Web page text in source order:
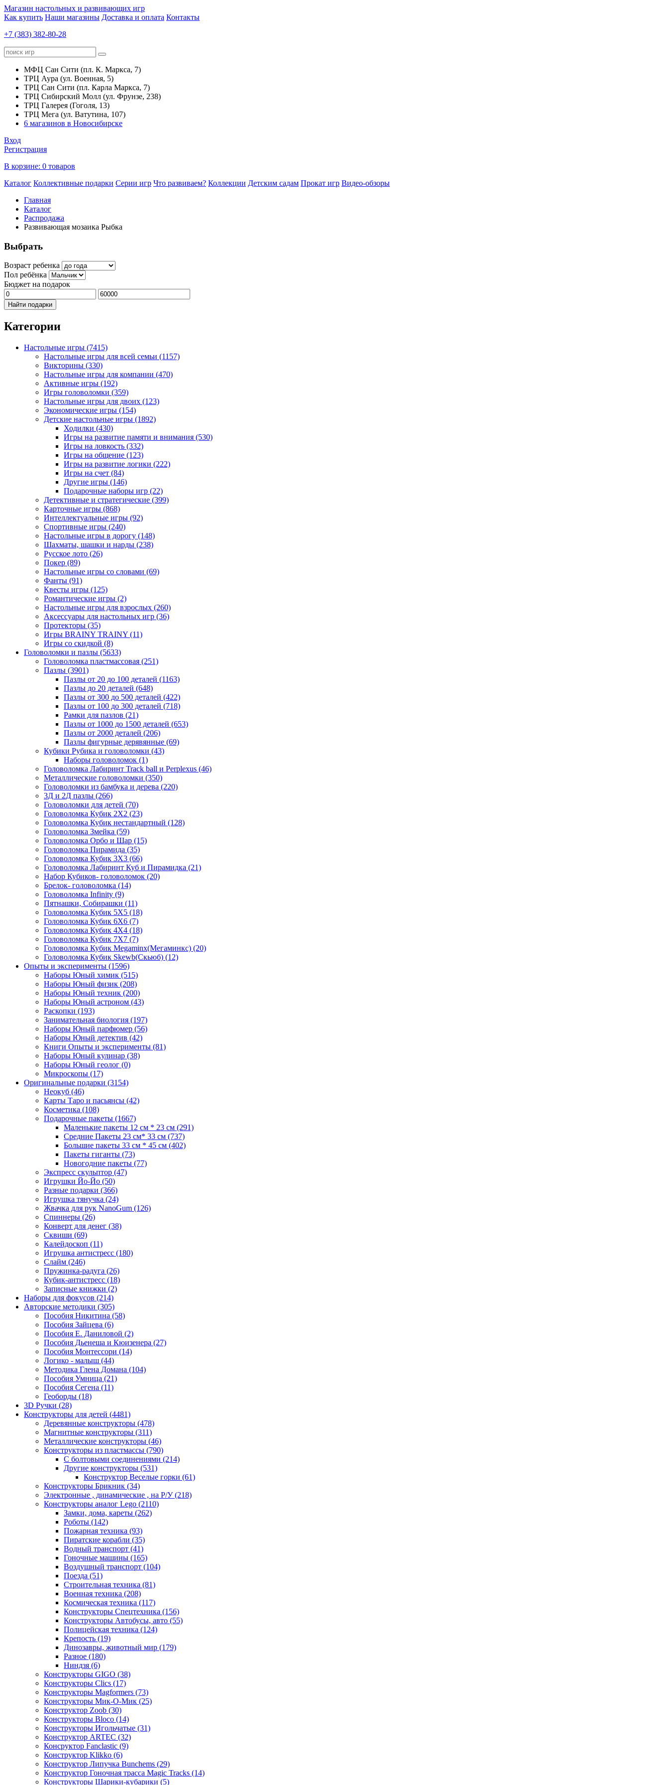
Магазин настольных и развивающих игр
Как купить Наши магазины Доставка и оплата Контакты
+7 (383) 382-80-28
МФЦ Сан Сити (пл. К. Маркса, 7)
ТРЦ Аура (ул. Военная, 5)
ТРЦ Сан Сити (пл. Карла Маркса, 7)
ТРЦ Сибирский Молл (ул. Фрунзе, 238)
ТРЦ Галерея (Гоголя, 13)
ТРЦ Мега (ул. Ватутина, 107)
6 магазинов в Новосибирске
Вход
Регистрация
В корзине: 0 товаров
Каталог Коллективные подарки Серии игр Что развиваем? Коллекции Детским садам Прокат игр Видео-обзоры
Главная
Каталог
Распродажа
Развивающая мозаика Рыбка
Выбрать
Возраст ребенка
Пол ребёнка
Бюджет на подарок
Найти подарки
Категории
Настольные игры (7415)
Настольные игры для всей семьи (1157)
Викторины (330)
Настольные игры для компании (470)
Активные игры (192)
Игры головоломки (359)
Настольные игры для двоих (123)
Экономические игры (154)
Детские настольные игры (1892)
Ходилки (430)
Игры на развитие памяти и внимания (530)
Игры на ловкость (332)
Игры на общение (123)
Игры на развитие логики (222)
Игры на счет (84)
Другие игры (146)
Подарочные наборы игр (22)
Детективные и стратегические (399)
Карточные игры (868)
Интеллектуальные игры (92)
Спортивные игры (240)
Настольные игры в дорогу (148)
Шахматы, шашки и нарды (238)
Русское лото (26)
Покер (89)
Настольные игры со словами (69)
Фанты (91)
Квесты игры (125)
Романтические игры (2)
Настольные игры для взрослых (260)
Аксессуары для настольных игр (36)
Протекторы (35)
Игры BRAINY TRAINY (11)
Игры со скидкой (8)
Головоломки и пазлы (5633)
Головоломка пластмассовая (251)
Пазлы (3901)
Пазлы от 20 до 100 деталей (1163)
Пазлы до 20 деталей (648)
Пазлы от 300 до 500 деталей (422)
Пазлы от 100 до 300 деталей (718)
Рамки для пазлов (21)
Пазлы от 1000 до 1500 деталей (653)
Пазлы от 2000 деталей (206)
Пазлы фигурные дерявянные (69)
Кубики Рубика и головоломки (43)
Наборы головоломок (1)
Головоломка Лабиринт Track ball и Perplexus (46)
Металлические головоломки (350)
Головоломки из бамбука и дерева (220)
3Д и 2Д пазлы (266)
Головоломки для детей (70)
Головоломка Кубик 2Х2 (23)
Головоломка Кубик нестандартный (128)
Головоломка Змейка (59)
Головоломка Орбо и Шар (15)
Головоломка Пирамида (35)
Головоломка Кубик 3Х3 (66)
Головоломка Лабиринт Куб и Пирамидка (21)
Набор Кубиков- головоломок (20)
Брелок- головоломка (14)
Головоломка Infinity (9)
Пятнашки, Собирашки (11)
Головоломка Кубик 5Х5 (18)
Головоломка Кубик 6Х6 (7)
Головоломка Кубик 4Х4 (18)
Головоломка Кубик 7Х7 (7)
Головоломка Кубик Megaminx(Мегаминкс) (20)
Головоломка Кубик Skewb(Скьюб) (12)
Опыты и эксперименты (1596)
Наборы Юный химик (515)
Наборы Юный физик (208)
Наборы Юный техник (200)
Наборы Юный астроном (43)
Раскопки (193)
Занимательная биология (197)
Наборы Юный парфюмер (56)
Наборы Юный детектив (42)
Книги Опыты и эксперименты (81)
Наборы Юный кулинар (38)
Наборы Юный геолог (0)
Микроскопы (17)
Оригинальные подарки (3154)
Неокуб (46)
Карты Таро и пасьянсы (42)
Косметика (108)
Подарочные пакеты (1667)
Маленькие пакеты 12 см * 23 см (291)
Средние Пакеты 23 см* 33 см (737)
Большие пакеты 33 см * 45 см (402)
Пакеты гиганты (73)
Новогодние пакеты (77)
Экспресс скульптор (47)
Игрушки Йо-Йо (50)
Разные подарки (366)
Игрушка тянучка (24)
Жвачка для рук NanoGum (126)
Спиннеры (26)
Конверт для денег (38)
Сквиши (69)
Калейдоскоп (11)
Игрушка антистресс (180)
Слайм (246)
Пружинка-радуга (26)
Кубик-антистресс (18)
Записные книжки (2)
Наборы для фокусов (214)
Авторские методики (305)
Пособия Никитина (58)
Пособия Зайцева (6)
Пособия Е. Даниловой (2)
Пособия Дьенеша и Кюизенера (27)
Пособия Монтессори (14)
Логико - малыш (44)
Методика Глена Домана (104)
Пособия Умница (21)
Пособия Сегена (11)
Геоборды (18)
3D Ручки (28)
Конструкторы для детей (4481)
Деревянные конструкторы (478)
Магнитные конструкторы (311)
Металлические конструкторы (46)
Конструкторы из пластмассы (790)
С болтовыми соединениями (214)
Другие конструкторы (531)
Конструктор Веселые горки (61)
Конструкторы Брикник (34)
Электронные , динамические , на Р/У(218)
Конструкторы аналог Lego (2110)
Замки, дома, кареты (262)
Роботы (142)
Пожарная техника (93)
Пиратские корабли (35)
Водный транспорт (41)
Гоночные машины (165)
Воздушный транспорт (104)
Поезда (51)
Строительная техника (81)
Военная техника (208)
Космическая техника (117)
Конструкторы Спецтехника (156)
Конструкторы Автобусы, авто (55)
Полицейская техника (124)
Крепость (19)
Динозавры, животный мир (179)
Разное (180)
Ниндзя (6)
Конструкторы GIGO (38)
Конструкторы Clics (17)
Конструкторы Magformers (73)
Конструкторы Мик-О-Мик (25)
Конструктор Zoob (30)
Конструкторы Bloco (14)
Конструкторы Игольчатые (31)
Конструктор ARTEC (32)
Консруктор Fanclastic (9)
Конструктор Klikko (6)
Конструктор Липучка Bunchems (29)
Конструктор Гоночная трасса Magic Tracks (14)
Конструкторы Шарики-кубарики (5)